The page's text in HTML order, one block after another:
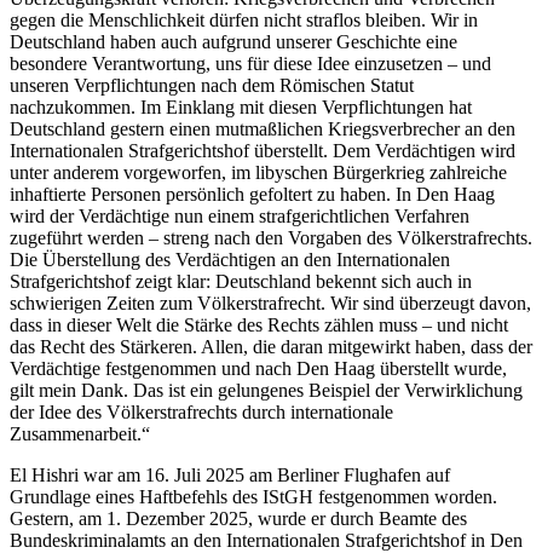
gegen die Menschlichkeit dürfen nicht straflos bleiben. Wir in
Deutschland haben auch aufgrund unserer Geschichte eine
besondere Verantwortung, uns für diese Idee einzusetzen – und
unseren Verpflichtungen nach dem Römischen Statut
nachzukommen. Im Einklang mit diesen Verpflichtungen hat
Deutschland gestern einen mutmaßlichen Kriegsverbrecher an den
Internationalen Strafgerichtshof überstellt. Dem Verdächtigen wird
unter anderem vorgeworfen, im libyschen Bürgerkrieg zahlreiche
inhaftierte Personen persönlich gefoltert zu haben. In Den Haag
wird der Verdächtige nun einem strafgerichtlichen Verfahren
zugeführt werden – streng nach den Vorgaben des Völkerstrafrechts.
Die Überstellung des Verdächtigen an den Internationalen
Strafgerichtshof zeigt klar: Deutschland bekennt sich auch in
schwierigen Zeiten zum Völkerstrafrecht. Wir sind überzeugt davon,
dass in dieser Welt die Stärke des Rechts zählen muss – und nicht
das Recht des Stärkeren. Allen, die daran mitgewirkt haben, dass der
Verdächtige festgenommen und nach Den Haag überstellt wurde,
gilt mein Dank. Das ist ein gelungenes Beispiel der Verwirklichung
der Idee des Völkerstrafrechts durch internationale
Zusammenarbeit.“
El Hishri war am 16. Juli 2025 am Berliner Flughafen auf
Grundlage eines Haftbefehls des IStGH festgenommen worden.
Gestern, am 1. Dezember 2025, wurde er durch Beamte des
Bundeskriminalamts an den Internationalen Strafgerichtshof in Den